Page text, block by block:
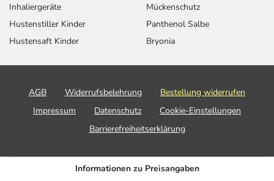
Inhaliergeräte
Hustenstiller Kinder
Hustensaft Kinder
Mückenschutz
Panthenol Salbe
Bryonia
AGB Widerrufsbelehrung
Bestellung widerrufen
Impressum
Datenschutz
Cookie-Einstellungen
Barrierefreiheitserklärung
Informationen zu Preisangaben